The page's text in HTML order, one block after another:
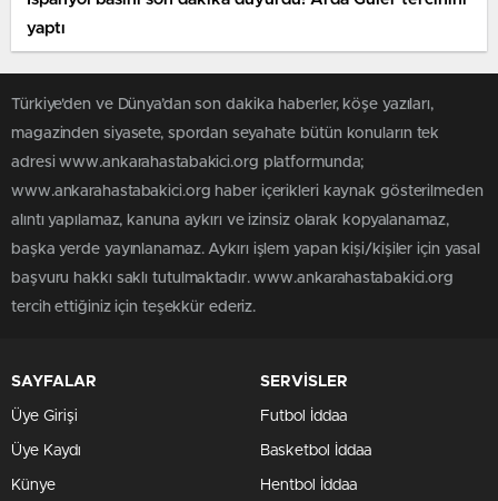
yaptı
Türkiye'den ve Dünya’dan son dakika haberler, köşe yazıları,
magazinden siyasete, spordan seyahate bütün konuların tek
adresi www.ankarahastabakici.org platformunda;
www.ankarahastabakici.org haber içerikleri kaynak gösterilmeden
alıntı yapılamaz, kanuna aykırı ve izinsiz olarak kopyalanamaz,
başka yerde yayınlanamaz. Aykırı işlem yapan kişi/kişiler için yasal
başvuru hakkı saklı tutulmaktadır. www.ankarahastabakici.org
tercih ettiğiniz için teşekkür ederiz.
SAYFALAR
Üye Girişi
Üye Kaydı
Künye
SERVİSLER
Futbol İddaa
Basketbol İddaa
Hentbol İddaa